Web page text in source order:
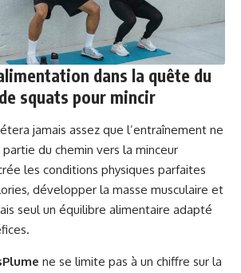
dans la quête du
squats pour mincir
jamais assez que l’entraînement ne
du chemin vers la minceur
les conditions physiques parfaites
développer la masse musculaire et
seul un équilibre alimentaire adapté
ne se limite pas à un chiffre sur la